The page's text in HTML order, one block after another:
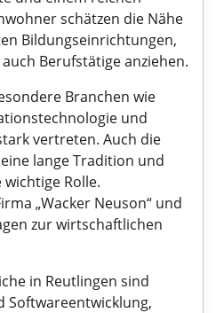
schätzen die Nähe
Bildungseinrichtungen,
Berufstätige anziehen.
Branchen wie
und
vertreten. Auch die
lange Tradition und
Rolle.
„Wacker Neuson“ und
zur wirtschaftlichen
in Reutlingen sind
Softwareentwicklung,